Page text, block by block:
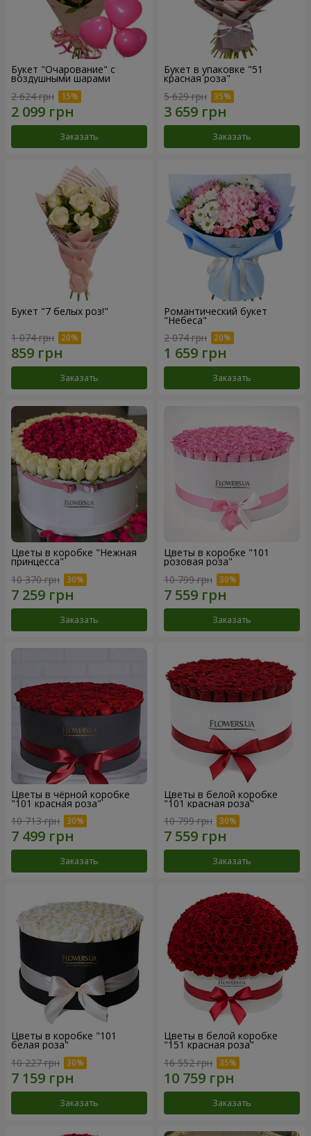
Букет "Очарование" с
воздушными шарами
2 624 грн
Заказать
Букет в упаковке "51
красная роза"
5 629 грн
Заказать
Букет "7 белых роз!"
1 074 грн
Заказать
Романтический букет
"Небеса"
2 074 грн
Заказать
Цветы в коробке "Нежная
принцесса"
10 370 грн
Заказать
Цветы в коробке "101
розовая роза"
10 799 грн
Заказать
Цветы в чёрной коробке
"101 красная роза"
10 713 грн
Заказать
Цветы в белой коробке
"101 красная роза"
10 799 грн
Заказать
Цветы в коробке "101
белая роза"
10 227 грн
Заказать
Цветы в белой коробке
"151 красная роза"
16 552 грн
Заказать